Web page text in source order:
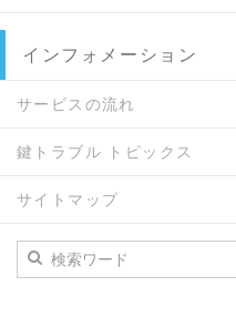
インフォメーション
サービスの流れ
鍵トラブル トピックス
サイトマップ